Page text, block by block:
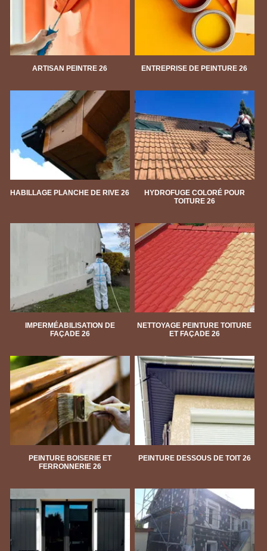
ARTISAN PEINTRE 26 ENTREPRISE DE PEINTURE 26
HABILLAGE PLANCHE DE RIVE 26
HYDROFUGE COLORÉ POUR
TOITURE 26
IMPERMÉABILISATION DE
FAÇADE 26
NETTOYAGE PEINTURE TOITURE
ET FAÇADE 26
PEINTURE BOISERIE ET
FERRONNERIE 26
PEINTURE DESSOUS DE TOIT 26